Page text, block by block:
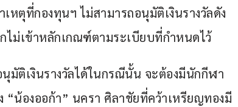
หตุที่กองทุนฯ ไม่สามารถอนุมัติเงินรางวัลดัง
ไม่เข้าหลักเกณฑ์ตามระเบียบที่กำหนดไว้
มัติเงินรางวัลได้ในกรณีนั้น จะต้องมีนักกีฬา
“น้องออก้า” นครา ศิลาชัยที่คว้าเหรียญทองมี